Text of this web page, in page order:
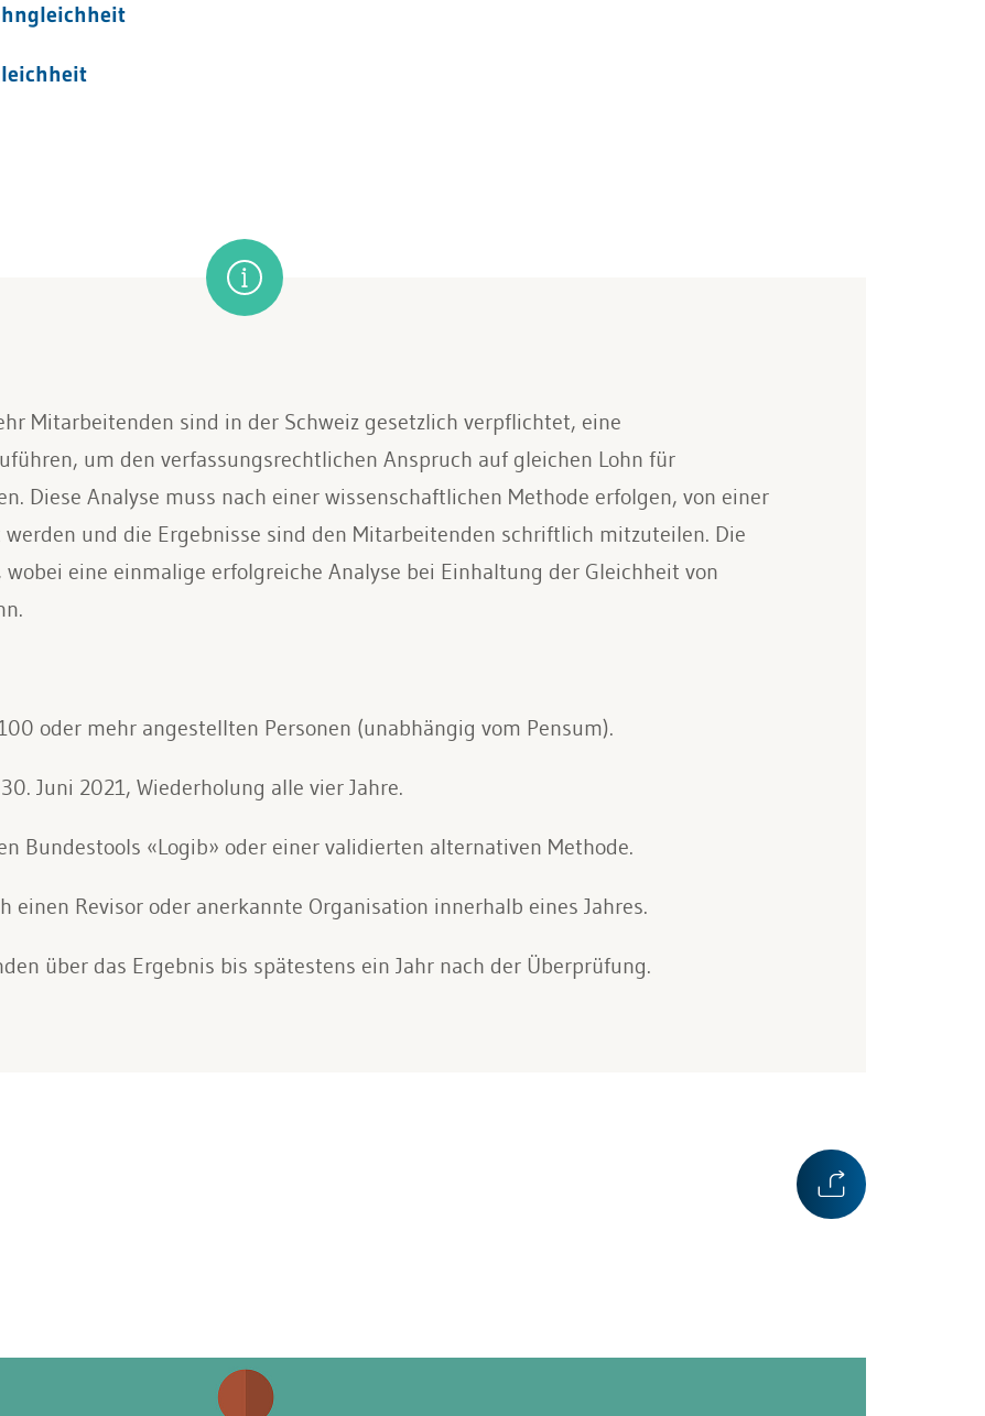
Mitarbeitenden sind in der Schweiz gesetzlich verpflichtet, eine
um den verfassungsrechtlichen Anspruch auf gleichen Lohn für
Diese Analyse muss nach einer wissenschaftlichen Methode erfolgen, von einer
und die Ergebnisse sind den Mitarbeitenden schriftlich mitzuteilen. Die
eine einmalige erfolgreiche Analyse bei Einhaltung der Gleichheit von
oder mehr angestellten Personen (unabhängig vom Pensum).
Juni 2021, Wiederholung alle vier Jahre.
Bundestools «Logib» oder einer validierten alternativen Methode.
einen Revisor oder anerkannte Organisation innerhalb eines Jahres.
über das Ergebnis bis spätestens ein Jahr nach der Überprüfung.